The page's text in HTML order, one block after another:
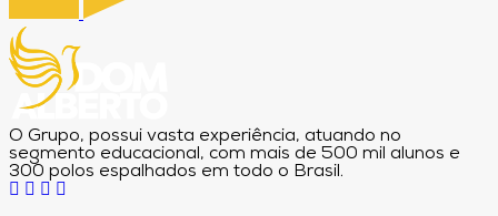
O Grupo, possui vasta experiência, atuando no
segmento educacional, com mais de 500 mil alunos e
300 polos espalhados em todo o Brasil.